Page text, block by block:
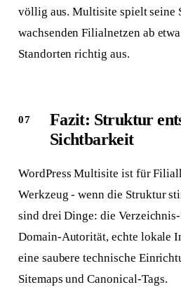
völlig aus. Multisite spielt seine
wachsenden Filialnetzen ab
Standorten richtig aus.
Fazit: Struktur
Sichtbarkeit
WordPress Multisite ist für
Werkzeug - wenn die Struktur
sind drei Dinge: die
Domain-Autorität, echte lokale
eine saubere technische
Sitemaps und Canonical-Tags.
Anliegen wählen
Worum geht's?
Neue Website
Webseite + SEO von Grund auf